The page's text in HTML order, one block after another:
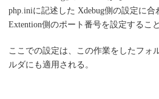
php.iniに記述した Xdebug側の設定に合
Extention側のポート番号を設定するこ
ここでの設定は、この作業をしたフォ
ルダにも適用される。